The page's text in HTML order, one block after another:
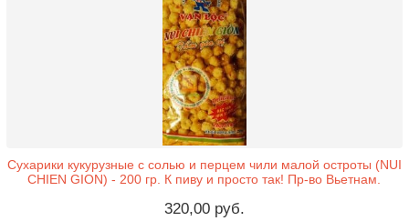
Сухарики кукурузные с солью и перцем чили малой остроты (NUI
CHIEN GION) - 200 гр. К пиву и просто так! Пр-во Вьетнам.
320,00 руб.